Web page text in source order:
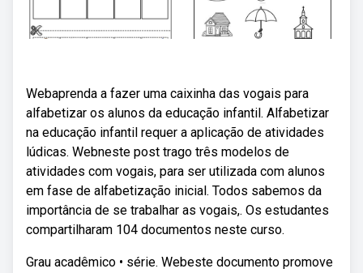
Webaprenda a fazer uma caixinha das vogais para
alfabetizar os alunos da educação infantil. Alfabetizar
na educação infantil requer a aplicação de atividades
lúdicas. Webneste post trago três modelos de
atividades com vogais, para ser utilizada com alunos
em fase de alfabetização inicial. Todos sabemos da
importância de se trabalhar as vogais,. Os estudantes
compartilharam 104 documentos neste curso.
Grau acadêmico • série. Webeste documento promove